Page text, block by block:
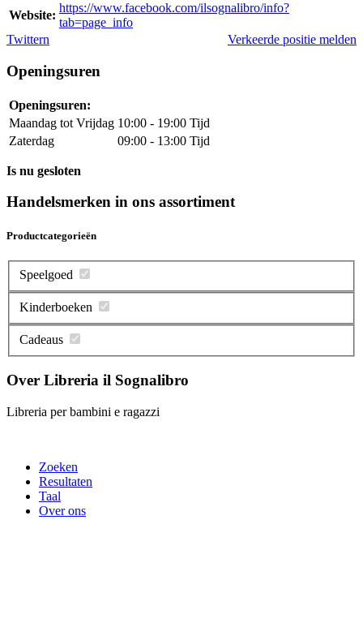
Website:
https://www.facebook.com/ilsognalibro/info?
tab=page_info
Verkeerde positie melden
Twittern
Openingsuren
Openingsuren:
Maandag tot Vrijdag 10:00 - 19:00 Tijd
Zaterdag
09:00 - 13:00 Tijd
Is nu gesloten
Handelsmerken in ons assortiment
Productcategorieën
Speelgoed
Kinderboeken
Cadeaus
Over Libreria il Sognalibro
Libreria per bambini e ragazzi
Zoeken
Resultaten
Taal
Over ons